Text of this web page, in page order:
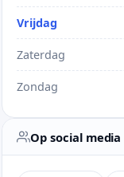
Vrijdag
Zaterdag
Zondag
Op social media